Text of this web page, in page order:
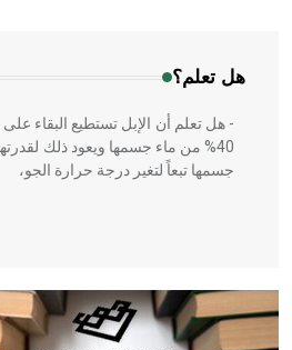
هل تعلم؟
- هل تعلم أن الإبل تستطيع البقاء
40% من ماء جسمها ويعود ذلك
جسمها تبعاً لتغير درجة حرارة الجو،
- هل تعلم أن أبقراط كتب في
الحكم، الأدلة، تنظيم التغذية،
له الفضل بأنه حرر الطب من الدين